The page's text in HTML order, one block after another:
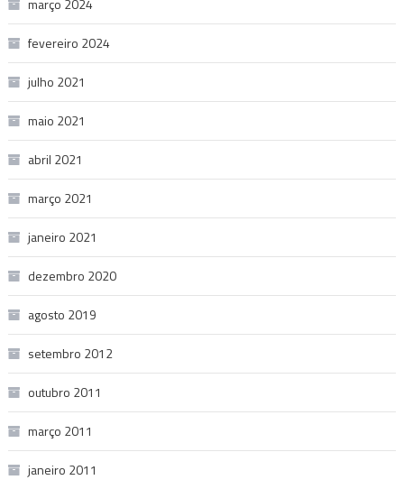
março 2024
fevereiro 2024
julho 2021
maio 2021
abril 2021
março 2021
janeiro 2021
dezembro 2020
agosto 2019
setembro 2012
outubro 2011
março 2011
janeiro 2011